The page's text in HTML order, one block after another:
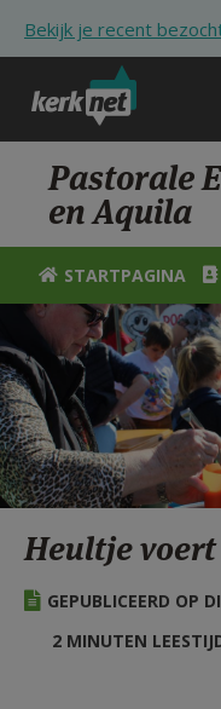
Bekijk je recent
KERK
SHOP
ZOEKEN
HULP
MIJN
AANMELDEN
Pastorale
en Aquila
STARTPAGINA
Heultje
GEPUBLICEERD OP
2 MINUTEN